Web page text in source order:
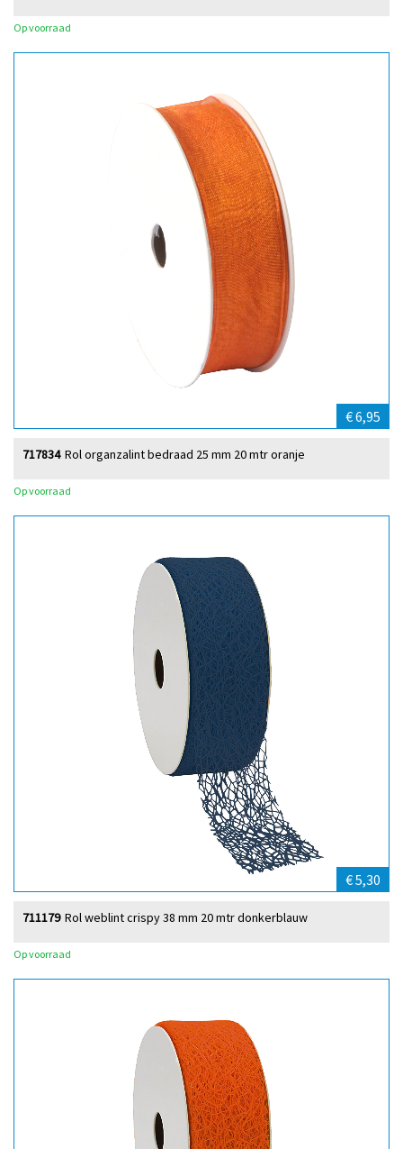
Op voorraad
€ 6,95
Rol organzalint bedraad 25 mm 20 mtr oranje
717834
Op voorraad
€ 5,30
Rol weblint crispy 38 mm 20 mtr donkerblauw
711179
Op voorraad